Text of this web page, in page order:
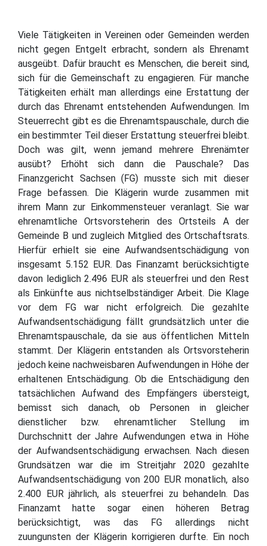
Viele Tätigkeiten in Vereinen oder Gemeinden werden
nicht gegen Entgelt erbracht, sondern als Ehrenamt
ausgeübt. Dafür braucht es Menschen, die bereit sind,
sich für die Gemeinschaft zu engagieren. Für manche
Tätigkeiten erhält man allerdings eine Erstattung der
durch das Ehrenamt entstehenden Aufwendungen. Im
Steuerrecht gibt es die Ehrenamtspauschale, durch die
ein bestimmter Teil dieser Erstattung steuerfrei bleibt.
Doch was gilt, wenn jemand mehrere Ehrenämter
ausübt? Erhöht sich dann die Pauschale? Das
Finanzgericht Sachsen (FG) musste sich mit dieser
Frage befassen. Die Klägerin wurde zusammen mit
ihrem Mann zur Einkommensteuer veranlagt. Sie war
ehrenamtliche Ortsvorsteherin des Ortsteils A der
Gemeinde B und zugleich Mitglied des Ortschaftsrats.
Hierfür erhielt sie eine Aufwandsentschädigung von
insgesamt 5.152 EUR. Das Finanzamt berücksichtigte
davon lediglich 2.496 EUR als steuerfrei und den Rest
als Einkünfte aus nichtselbständiger Arbeit. Die Klage
vor dem FG war nicht erfolgreich. Die gezahlte
Aufwandsentschädigung fällt grundsätzlich unter die
Ehrenamtspauschale, da sie aus öffentlichen Mitteln
stammt. Der Klägerin entstanden als Ortsvorsteherin
jedoch keine nachweisbaren Aufwendungen in Höhe der
erhaltenen Entschädigung. Ob die Entschädigung den
tatsächlichen Aufwand des Empfängers übersteigt,
bemisst sich danach, ob Personen in gleicher
dienstlicher bzw. ehrenamtlicher Stellung im
Durchschnitt der Jahre Aufwendungen etwa in Höhe
der Aufwandsentschädigung erwachsen. Nach diesen
Grundsätzen war die im Streitjahr 2020 gezahlte
Aufwandsentschädigung von 200 EUR monatlich, also
2.400 EUR jährlich, als steuerfrei zu behandeln. Das
Finanzamt hatte sogar einen höheren Betrag
berücksichtigt, was das FG allerdings nicht
zuungunsten der Klägerin korrigieren durfte. Ein noch